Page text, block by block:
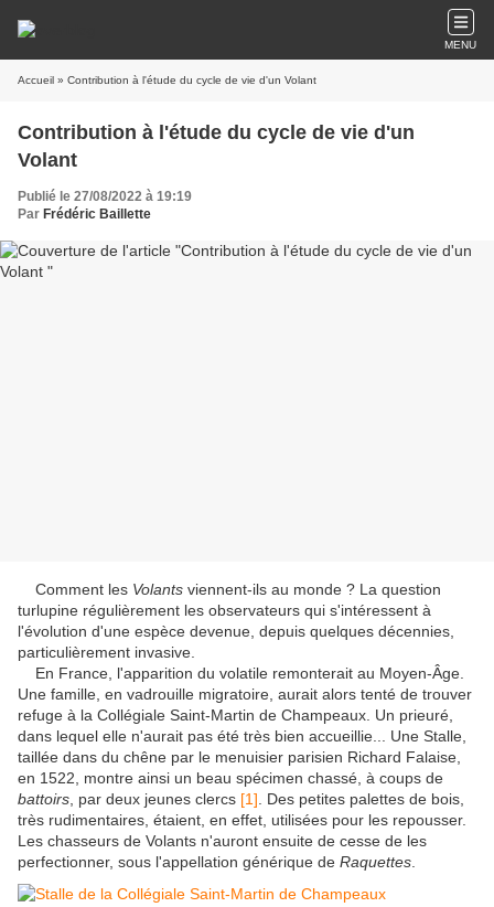
MENU
Accueil » Contribution à l'étude du cycle de vie d'un Volant
Contribution à l'étude du cycle de vie d'un
Volant
Publié le 27/08/2022 à 19:19
Par Frédéric Baillette
Comment les Volants viennent-ils au monde ? La question
turlupine régulièrement les observateurs qui s'intéressent à
l'évolution d'une espèce devenue, depuis quelques décennies,
particulièrement invasive.
En France, l'apparition du volatile remonterait au Moyen-Âge.
Une famille, en vadrouille migratoire, aurait alors tenté de trouver
refuge à la Collégiale Saint-Martin de Champeaux. Un prieuré,
dans lequel elle n'aurait pas été très bien accueillie... Une Stalle,
taillée dans du chêne par le menuisier parisien Richard Falaise,
en 1522, montre ainsi un beau spécimen chassé, à coups de
battoirs , par deux jeunes clercs [1] . Des petites palettes de bois,
très rudimentaires, étaient, en effet, utilisées pour les repousser.
Les chasseurs de Volants n'auront ensuite de cesse de les
perfectionner, sous l'appellation générique de Raquettes